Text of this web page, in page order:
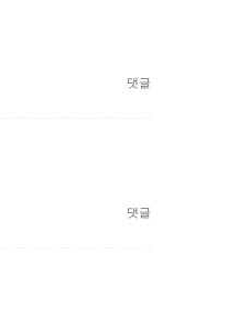
댓글
댓글